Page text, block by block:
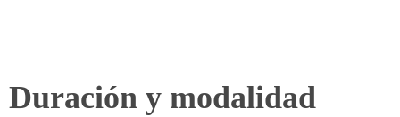
Duración y modalidad